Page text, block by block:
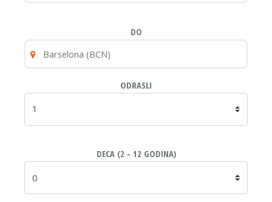
DO
ODRASLI
DECA (2 - 12 GODINA)